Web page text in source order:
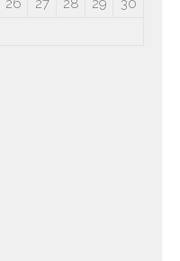
26 27 28 29
30